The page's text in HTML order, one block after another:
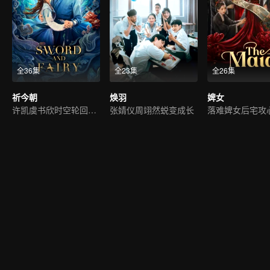
全36集
祈今朝
许凯虞书欣时空轮回宿命虐恋
全23集
焕羽
张婧仪周翊然蜕变成长
全26集
婢女
落难婢女后宅攻